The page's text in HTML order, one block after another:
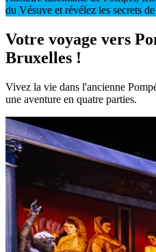
du Vésuve et révélez les secrets
Votre voyage vers
Bruxelles !
Vivez la vie dans l'ancienne
une aventure en quatre parties.